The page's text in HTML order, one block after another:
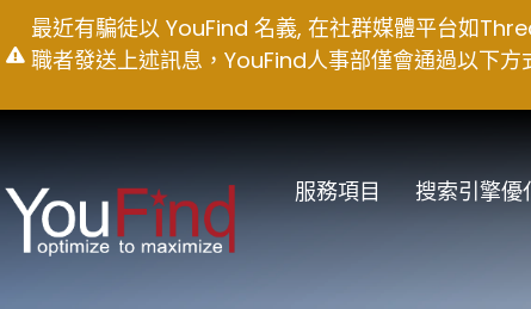
to
最近有騙徒以 YouFind 名義, 在社群媒體平台如
職者發送上述訊息，YouFind人事部僅會通過以下
服務項目 搜索引擎優